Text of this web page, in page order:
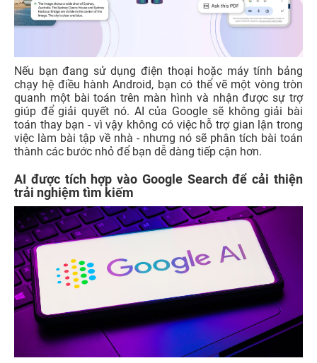
Nếu bạn đang sử dụng điện thoại hoặc máy tính bảng
chạy hệ điều hành Android, bạn có thể vẽ một vòng tròn
quanh một bài toán trên màn hình và nhận được sự trợ
giúp để giải quyết nó. AI của Google sẽ không giải bài
toán thay bạn - vì vậy không có việc hỗ trợ gian lận trong
việc làm bài tập về nhà - nhưng nó sẽ phân tích bài toán
thành các bước nhỏ để bạn dễ dàng tiếp cận hơn.
AI được tích hợp vào Google Search để cải thiện
trải nghiệm tìm kiếm